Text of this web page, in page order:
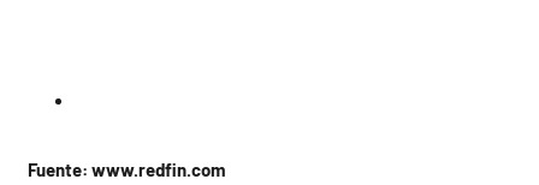
Fuente: www.redfin.com